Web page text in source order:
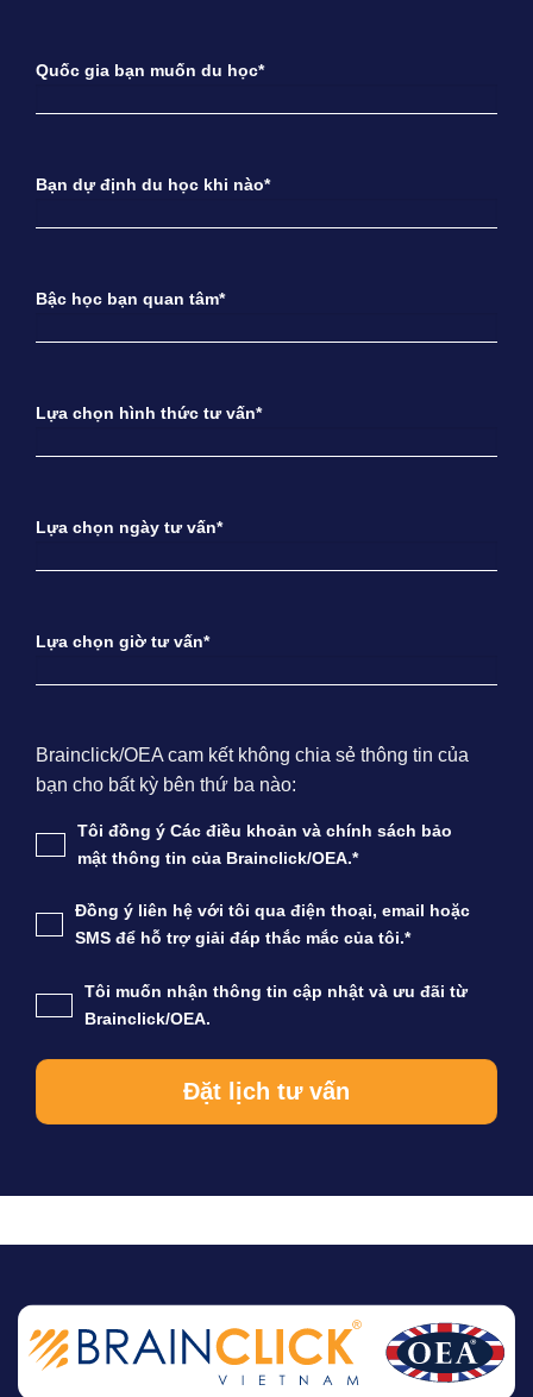
Quốc gia bạn muốn du học*
Bạn dự định du học khi nào*
Bậc học bạn quan tâm*
Lựa chọn hình thức tư vấn*
Lựa chọn ngày tư vấn*
Lựa chọn giờ tư vấn*
Brainclick/OEA cam kết không chia sẻ thông tin của
bạn cho bất kỳ bên thứ ba nào:
Tôi đồng ý Các điều khoản và chính sách bảo
mật thông tin của Brainclick/OEA.*
Đồng ý liên hệ với tôi qua điện thoại, email hoặc
SMS để hỗ trợ giải đáp thắc mắc của tôi.*
Tôi muốn nhận thông tin cập nhật và ưu đãi từ
Brainclick/OEA.